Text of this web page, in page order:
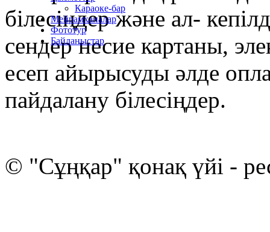
Караоке-бар
Мейрамханалар
Фототур
Байланыстар
білесіңдер және ал-
сендер несие картаны,
есеп айырысуды әлде
пайдалану білесіңдер.
© "Сұңқар" қонақ үйі -